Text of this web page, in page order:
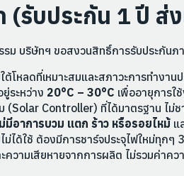
(รับประกัน 1 ปี ส่
รม บริษัทฯ ขอสงวนสิทธิ์การรับประกันภ
ต้โหลดที่เหมาะสมและสภาวะการทำงา
ระหว่าง 20°C – 30°C เพื่ออายุการใ
(Solar Controller) ที่ได้มาตรฐาน ไม่
มีอาการบวม แตก ร้าว หรือรอยไหม้ แ
ได้ใช้ ต้องมีการชาร์จประจุไฟใหม่ทุกๆ
ความเสียหายจากการผลิต ไม่รวมค่า